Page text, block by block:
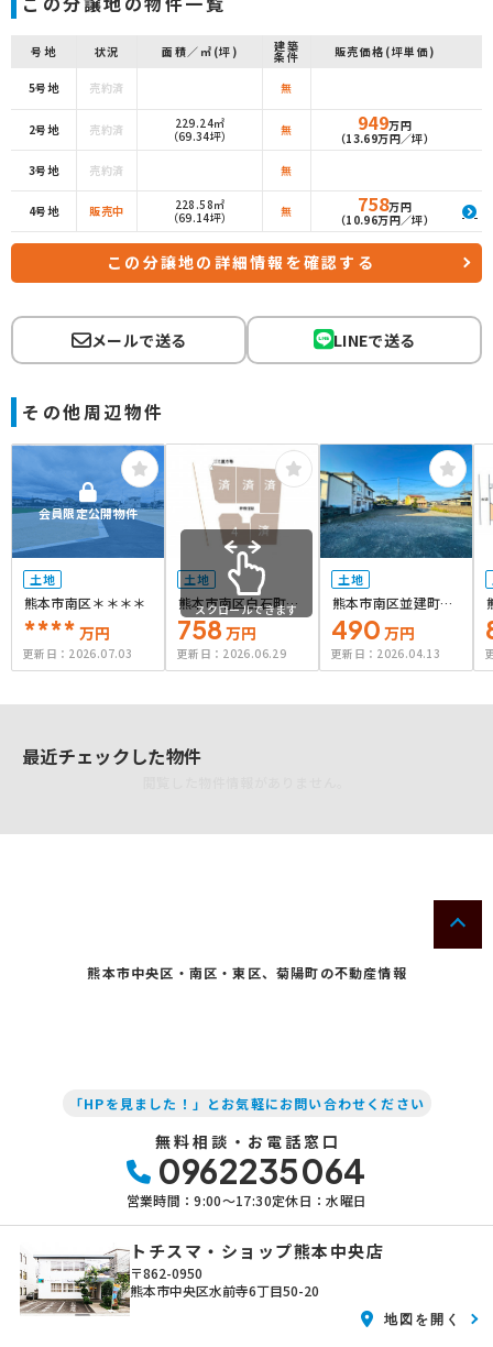
号地 状況 面積／㎡(坪) 建築
条件 販売価格(坪単価)
5号地 売約済 無
2号地 売約済
229.24㎡
（69.34坪）
無 949万円
（13.69万円／坪）
3号地
売約済 無
4号地 販売中
228.58㎡
（69.14坪）
無 758万円
（10.96万円／坪）
この分譲地の詳細情報を確認する
メールで送る LINEで送る
その他周辺物件
会員限定公開物件
土地
熊本市南区＊＊＊＊
**** 万円
更新日： 2026.07.03
土地
熊本市南区白石町4
号地
758 万円
更新日： 2026.06.29
土地
熊本市南区並建町字
喜三分
490 万円
更新日： 2026.04.13
スクロールできます
最近チェックした物件
熊本市中央区・南区・東区、菊陽町の不動産情報
「HPを見ました！」とお気軽にお問い合わせください
無料相談・お電話窓口
0962235064
営業時間：9:00〜17:30定休日：水曜日
トチスマ・ショップ熊本中央店
〒862-0950
熊本市中央区水前寺6丁目50-20
地図を開く